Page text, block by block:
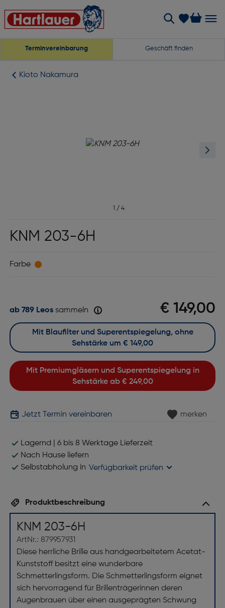
Terminvereinbarung Geschäft finden
Kioto Nakamura
1 / 4
KNM 203-6H
Farbe
€ 149,00
ab 789 Leossammeln
Mit Premiumgläsern und Superentspiegelung in
Sehstärke ab € 249,00
Mit Blaufilter und Superentspiegelung, ohne
Sehstärke um € 149,00
Jetzt Termin vereinbaren merken
Lagernd | 6 bis 8 Werktage Lieferzeit
Nach Hause liefern
Selbstabholung in Verfügbarkeit prüfen
Produktbeschreibung
KNM 203-6H
ArtNr.: 879957931
Diese herrliche Brille aus handgearbeitetem Acetat-
Kunststoff besitzt eine wunderbare
Schmetterlingsform. Die Schmetterlingsform eignet
sich hervorragend für Brillenträgerinnen deren
Augenbrauen über einen ausgeprägten Schwung